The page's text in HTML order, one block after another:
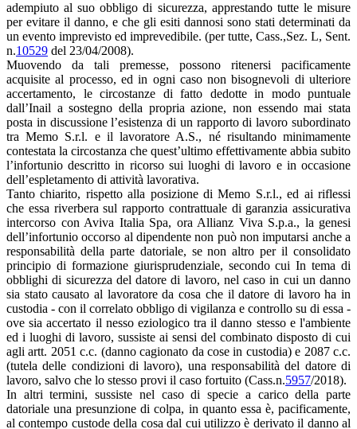
adempiuto al suo obbligo di sicurezza, apprestando tutte le misure
per evitare il danno, e che gli esiti dannosi sono stati determinati da
un evento imprevisto ed imprevedibile. (per tutte, Cass.,Sez. L, Sent.
n.10529 del 23/04/2008).
Muovendo da tali premesse, possono ritenersi pacificamente
acquisite al processo, ed in ogni caso non bisognevoli di ulteriore
accertamento, le circostanze di fatto dedotte in modo puntuale
dall’Inail a sostegno della propria azione, non essendo mai stata
posta in discussione l’esistenza di un rapporto di lavoro subordinato
tra Memo S.r.l. e il lavoratore A.S., né risultando minimamente
contestata la circostanza che quest’ultimo effettivamente abbia subito
l’infortunio descritto in ricorso sui luoghi di lavoro e in occasione
dell’espletamento di attività lavorativa.
Tanto chiarito, rispetto alla posizione di Memo S.r.l., ed ai riflessi
che essa riverbera sul rapporto contrattuale di garanzia assicurativa
intercorso con Aviva Italia Spa, ora Allianz Viva S.p.a., la genesi
dell’infortunio occorso al dipendente non può non imputarsi anche a
responsabilità della parte datoriale, se non altro per il consolidato
principio di formazione giurisprudenziale, secondo cui In tema di
obblighi di sicurezza del datore di lavoro, nel caso in cui un danno
sia stato causato al lavoratore da cosa che il datore di lavoro ha in
custodia - con il correlato obbligo di vigilanza e controllo su di essa -
ove sia accertato il nesso eziologico tra il danno stesso e l'ambiente
ed i luoghi di lavoro, sussiste ai sensi del combinato disposto di cui
agli artt. 2051 c.c. (danno cagionato da cose in custodia) e 2087 c.c.
(tutela delle condizioni di lavoro), una responsabilità del datore di
lavoro, salvo che lo stesso provi il caso fortuito (Cass.n.5957/2018).
In altri termini, sussiste nel caso di specie a carico della parte
datoriale una presunzione di colpa, in quanto essa è, pacificamente,
al contempo custode della cosa dal cui utilizzo è derivato il danno al